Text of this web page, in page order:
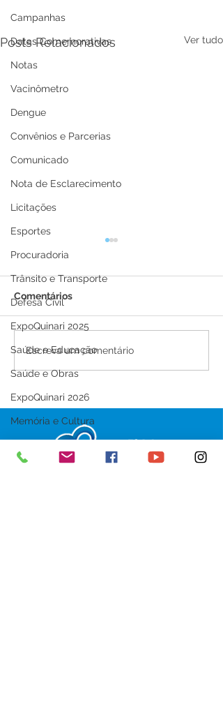
Campanhas
Datas Comemorativas
Notas
Vacinômetro
Dengue
Convênios e Parcerias
Comunicado
Nota de Esclarecimento
Licitações
Esportes
Procuradoria
Trânsito e Transporte
Defesa Civil
ExpoQuinari 2025
Saúde e Educação
Saúde e Obras
ExpoQuinari 2026
Memória e Cultura
Posts Relacionados Ver tudo
12 de junho: Feliz Dia
dos Namorados!
Comentários
Escreva um comentário